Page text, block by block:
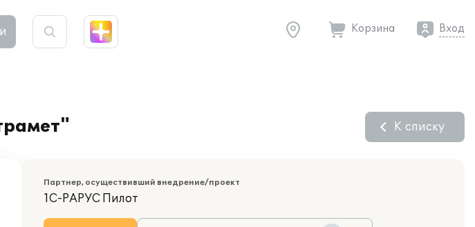
Корзина Вход
К списку
Партнер, осуществивший внедрение/проект
1С-РАРУС Пилот